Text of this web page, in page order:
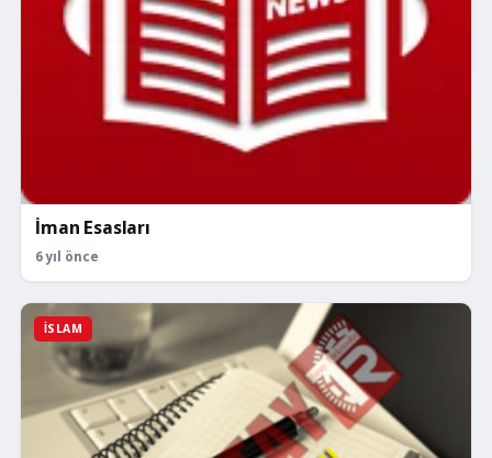
İman Esasları
6 yıl önce
İSLAM